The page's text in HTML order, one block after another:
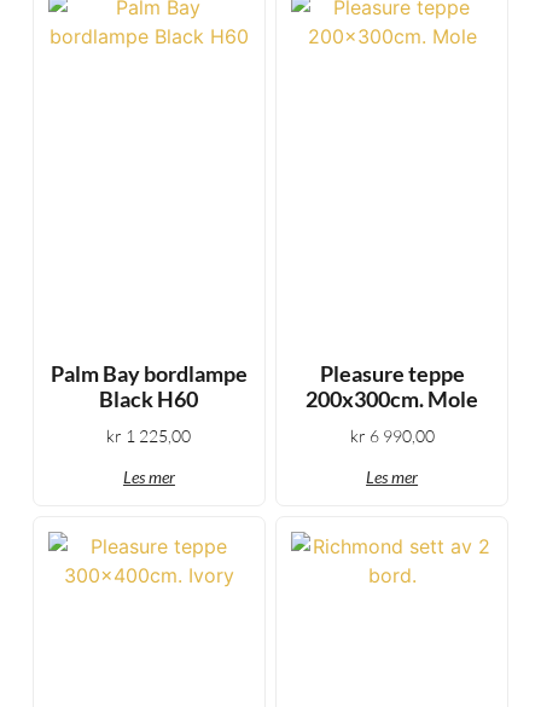
Palm Bay bordlampe
Black H60
kr 1 225,00
Les mer
Pleasure teppe
200x300cm. Mole
kr 6 990,00
Les mer